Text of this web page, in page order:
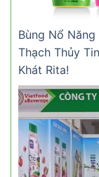
Bùng Nổ
Thạch Thủy
Khát Rita!